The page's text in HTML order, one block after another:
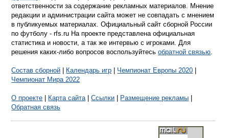
ответственности за содержание рекламных материалов. Мнение
редакции и администрации сайта может не совпадать с мнением
в публикуемых материалах. Официальный сайт сборной России
по футболу - rfs.ru На проекте представлена официальная
статистика и новости, а так же интервью с игроками. Для
решения каких-либо вопросов воспользуйтесьобратной связью.
Состав сборной Календарь игр Чемпионат Европы 2020
Чемпионат Мира 2022
О проекте Карта сайта|Ссылки Размещение рекламы
Обратная связь